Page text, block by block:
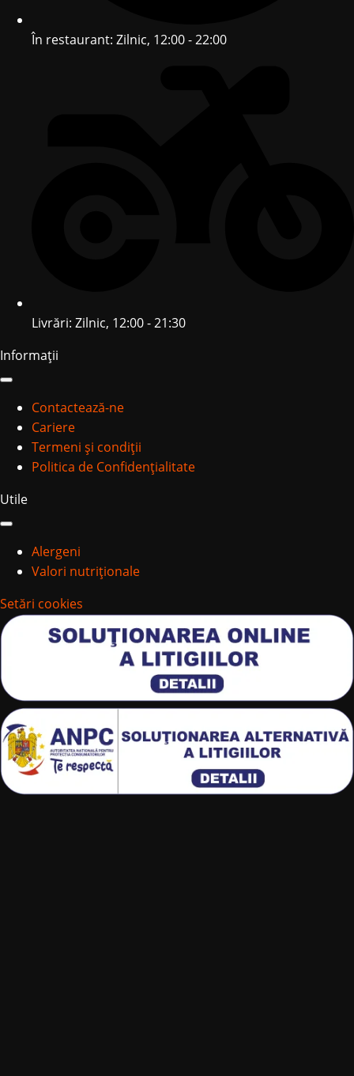
În restaurant: Zilnic, 12:00 - 22:00
Livrări: Zilnic, 12:00 - 21:30
Informații
Contactează-ne
Cariere
Termeni și condiții
Politica de Confidențialitate
Utile
Alergeni
Valori nutriționale
Setări cookies